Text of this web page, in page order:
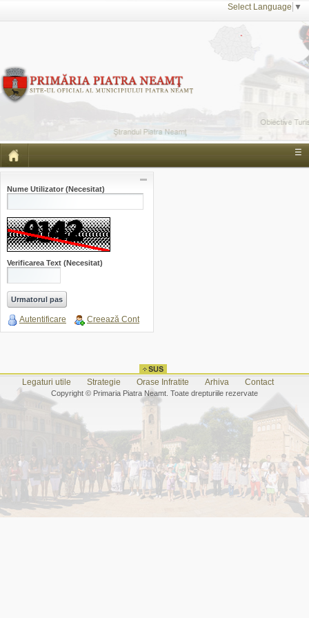
Select Language ▼
☰
Nume Utilizator (Necesitat)
Verificarea Text (Necesitat)
Autentificare Creează Cont
Legaturi utile Strategie Orase Infratite Arhiva Contact
Copyright © Primaria Piatra Neamt. Toate drepturiile rezervate